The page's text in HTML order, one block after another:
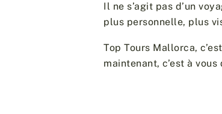
Il ne s’agit pas d’un
plus personnelle, plus
Top Tours Mallorca,
maintenant, c’est à vous